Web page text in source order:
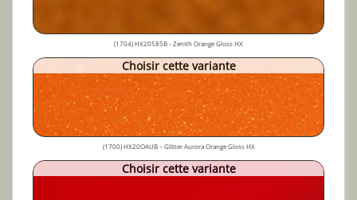
(1704) HX20585B - Zenith Orange Gloss HX
Choisir cette variante
(1700) HX20OAUB – Glitter Aurora Orange Gloss HX
Choisir cette variante